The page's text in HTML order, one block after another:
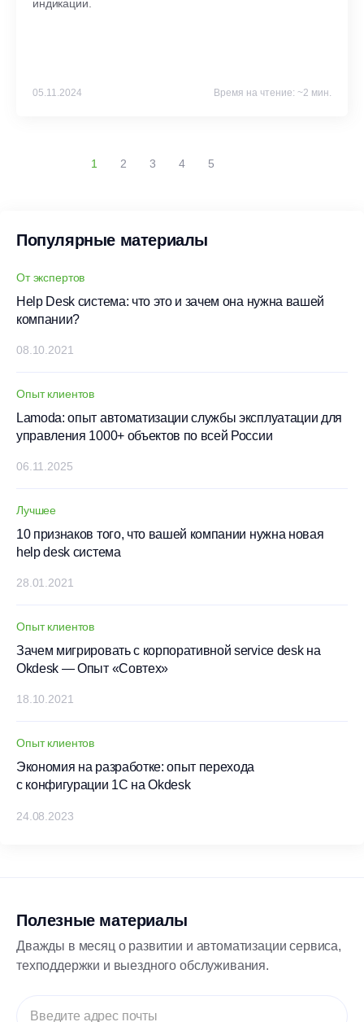
05.11.2024 Время на чтение: ~2 мин.
1 2 3 4 5
Популярные материалы
От экспертов
Help Desk система: что это и зачем она нужна вашей
компании?
08.10.2021
Опыт клиентов
Lamoda: опыт автоматизации службы эксплуатации для
управления 1000+ объектов по всей России
06.11.2025
Лучшее
10 признаков того, что вашей компании нужна новая
help desk система
28.01.2021
Опыт клиентов
Зачем мигрировать с корпоративной service desk на
Okdesk — Опыт «Совтех»
18.10.2021
Опыт клиентов
Экономия на разработке: опыт перехода
с конфигурации 1С на Okdesk
24.08.2023
Полезные материалы
Дважды в месяц о развитии и автоматизации сервиса,
техподдержки и выездного обслуживания.